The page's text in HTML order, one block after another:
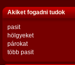
Akiket fogadni tudok
pasit
hölgyeket
párokat
több pasit